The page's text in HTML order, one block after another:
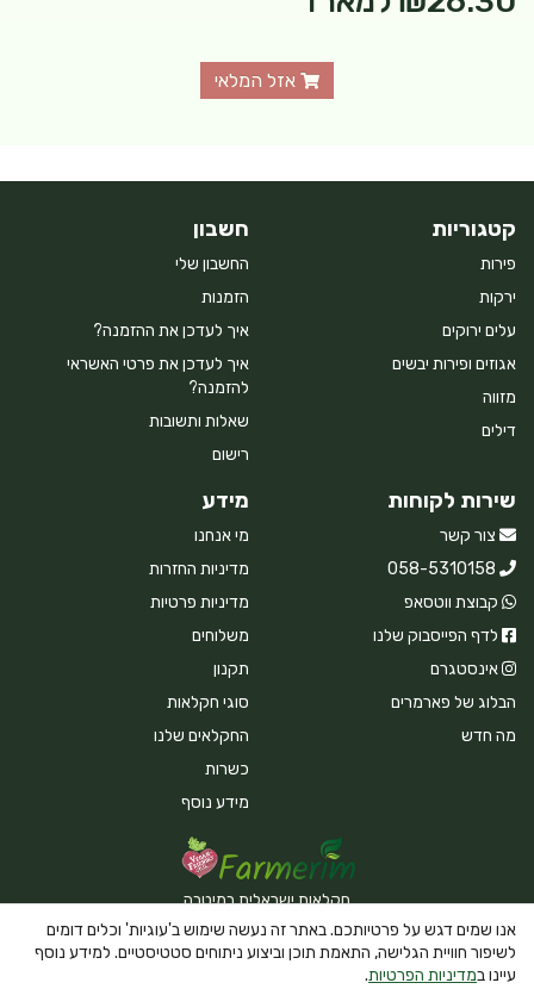
אזל המלאי
קטגוריות
פירות
ירקות
עלים ירוקים
אגוזים ופירות יבשים
מזווה
דילים
חשבון
החשבון שלי
הזמנות
איך לעדכן את ההזמנה?
איך לעדכן את פרטי האשראי
להזמנה?
שאלות ותשובות
רישום
שירות לקוחות
צור קשר
058-5310158
קבוצת ווטסאפ
לדף הפייסבוק שלנו
אינסטגרם
הבלוג של פארמרים
מה חדש
מידע
מי אנחנו
מדיניות החזרות
מדיניות פרטיות
משלוחים
תקנון
סוגי חקלאות
החקלאים שלנו
כשרות
מידע נוסף
חקלאות ישראלית במיטבה
Powered By Farmerim
אנו שמים דגש על פרטיותכם. באתר זה נעשה שימוש ב'עוגיות' וכלים דומים
לשיפור חוויית הגלישה, התאמת תוכן וביצוע ניתוחים סטטיסטיים. למידע נוסף
עיינו במדיניות הפרטיות.